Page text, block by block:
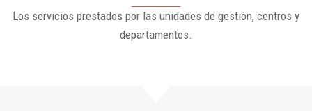
Los servicios prestados por las unidades de gestión, centros y
departamentos.